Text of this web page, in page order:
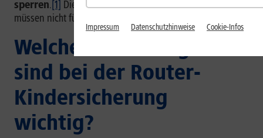
sperren.[1] Diese Regeln greifen direkt imHeimnetzund
müssen nicht für jedes Gerät einzeln eingerichtet werden.
Welche Einstellungen
sind bei der Router-
Kindersicherung
wichtig?
Impressum Datenschutzhinweise Cookie-Infos